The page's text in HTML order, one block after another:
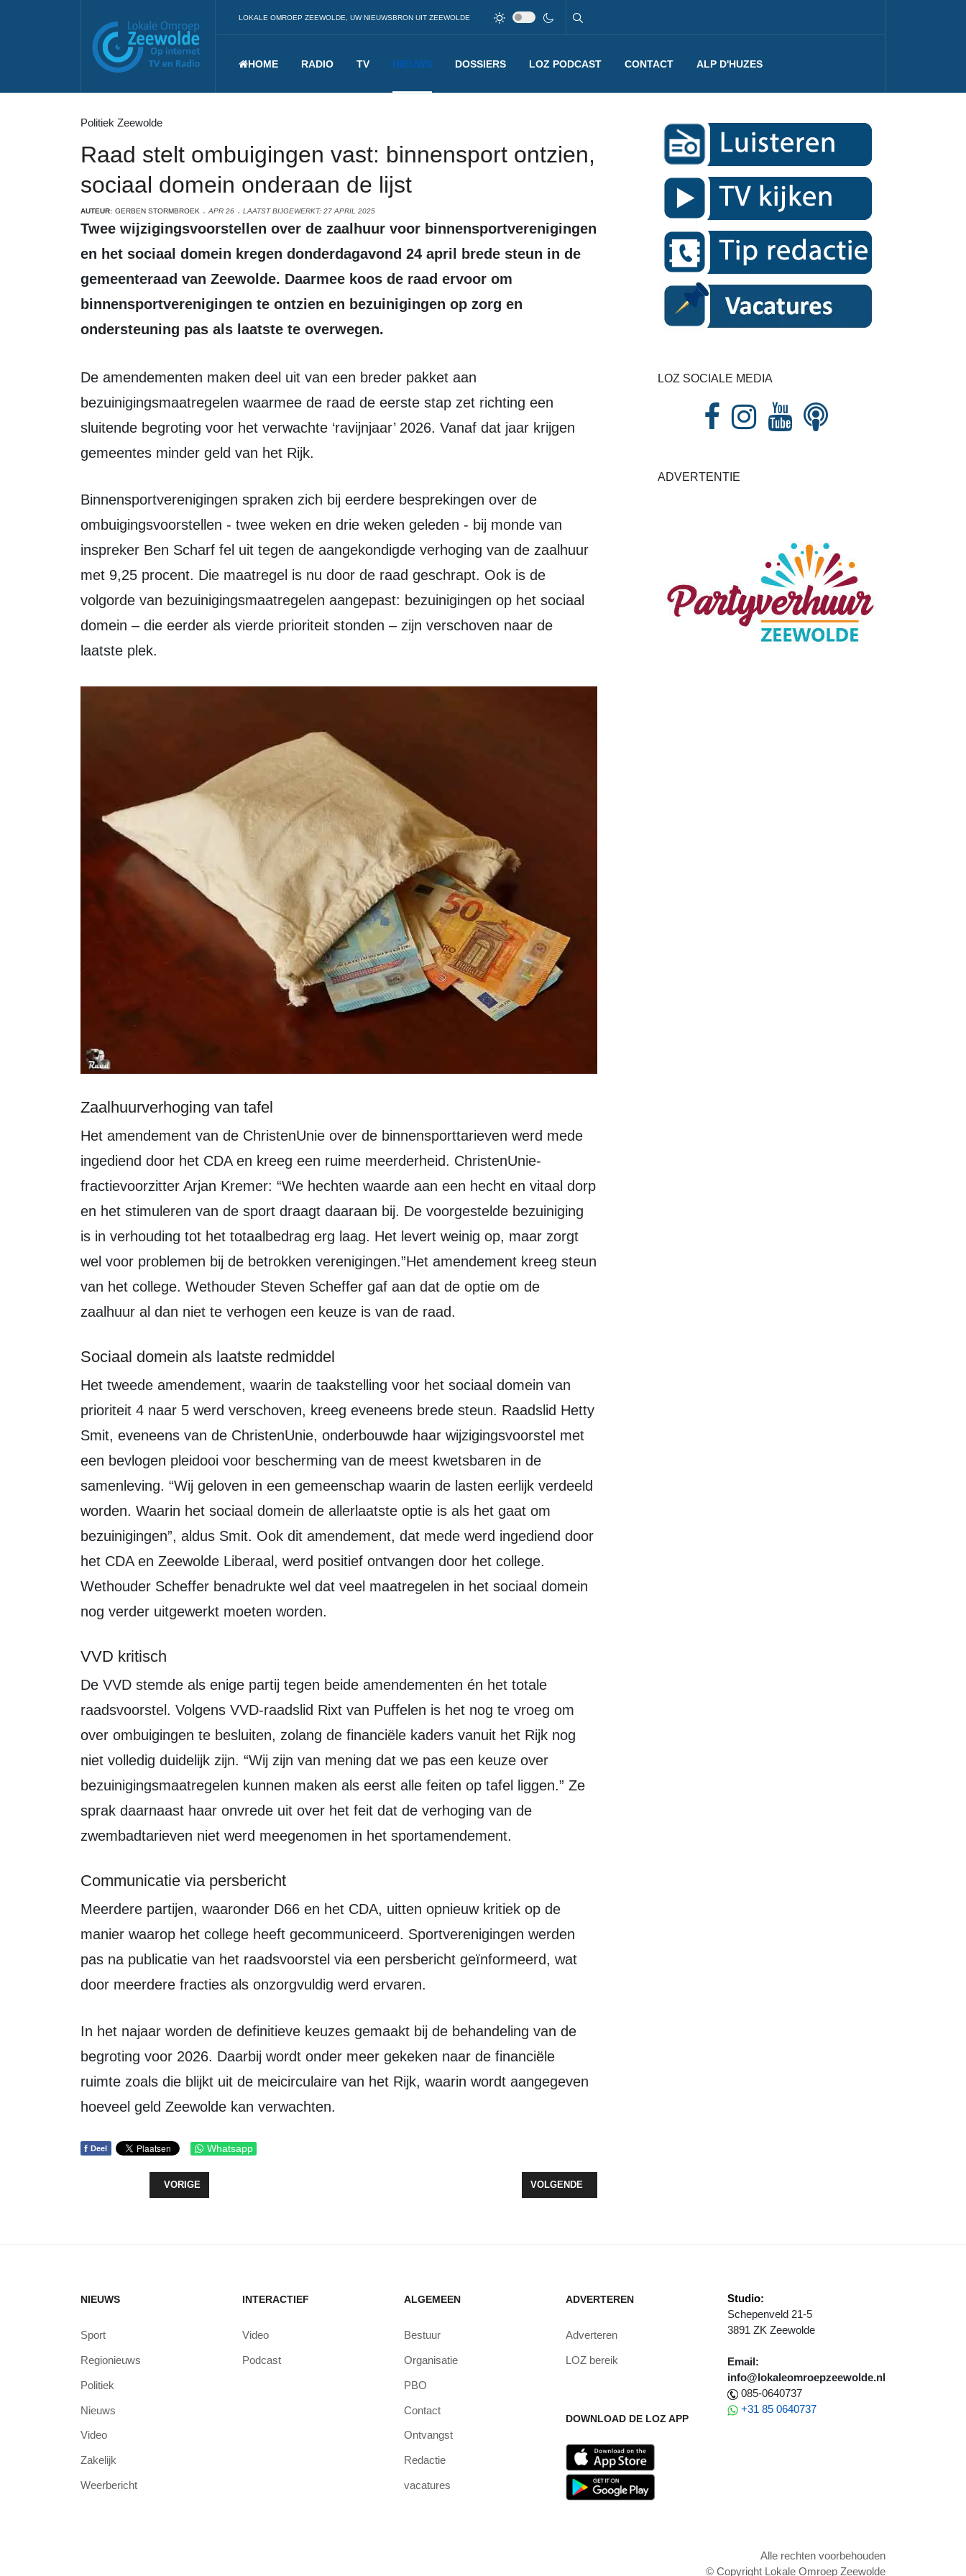
LOKALE OMROEP ZEEWOLDE, UW NIEUWSBRON UIT ZEEWOLDE
HOME RADIO TV NIEUWS DOSSIERS LOZ PODCAST CONTACT ALP D'HUZES
Politiek Zeewolde
Raad stelt ombuigingen vast: binnensport ontzien,
sociaal domein onderaan de lijst
AUTEUR: GERBEN STORMBROEK APR 26 LAATST BIJGEWERKT: 27 APRIL 2025
Twee wijzigingsvoorstellen over de zaalhuur voor binnensportverenigingen
en het sociaal domein kregen donderdagavond 24 april brede steun in de
gemeenteraad van Zeewolde. Daarmee koos de raad ervoor om
binnensportverenigingen te ontzien en bezuinigingen op zorg en
ondersteuning pas als laatste te overwegen.
De amendementen maken deel uit van een breder pakket aan
bezuinigingsmaatregelen waarmee de raad de eerste stap zet richting een
sluitende begroting voor het verwachte ‘ravijnjaar’ 2026. Vanaf dat jaar krijgen
gemeentes minder geld van het Rijk.
Binnensportverenigingen spraken zich bij eerdere besprekingen over de
ombuigingsvoorstellen - twee weken en drie weken geleden - bij monde van
inspreker Ben Scharf fel uit tegen de aangekondigde verhoging van de zaalhuur
met 9,25 procent. Die maatregel is nu door de raad geschrapt. Ook is de
volgorde van bezuinigingsmaatregelen aangepast: bezuinigingen op het sociaal
domein – die eerder als vierde prioriteit stonden – zijn verschoven naar de
laatste plek.
Zaalhuurverhoging van tafel
Het amendement van de ChristenUnie over de binnensporttarieven werd mede
ingediend door het CDA en kreeg een ruime meerderheid. ChristenUnie-
fractievoorzitter Arjan Kremer: “We hechten waarde aan een hecht en vitaal dorp
en het stimuleren van de sport draagt daaraan bij. De voorgestelde bezuiniging
is in verhouding tot het totaalbedrag erg laag. Het levert weinig op, maar zorgt
wel voor problemen bij de betrokken verenigingen.”Het amendement kreeg steun
van het college. Wethouder Steven Scheffer gaf aan dat de optie om de
zaalhuur al dan niet te verhogen een keuze is van de raad.
Sociaal domein als laatste redmiddel
Het tweede amendement, waarin de taakstelling voor het sociaal domein van
prioriteit 4 naar 5 werd verschoven, kreeg eveneens brede steun. Raadslid Hetty
Smit, eveneens van de ChristenUnie, onderbouwde haar wijzigingsvoorstel met
een bevlogen pleidooi voor bescherming van de meest kwetsbaren in de
samenleving. “Wij geloven in een gemeenschap waarin de lasten eerlijk verdeeld
worden. Waarin het sociaal domein de allerlaatste optie is als het gaat om
bezuinigingen”, aldus Smit. Ook dit amendement, dat mede werd ingediend door
het CDA en Zeewolde Liberaal, werd positief ontvangen door het college.
Wethouder Scheffer benadrukte wel dat veel maatregelen in het sociaal domein
nog verder uitgewerkt moeten worden.
VVD kritisch
De VVD stemde als enige partij tegen beide amendementen én het totale
raadsvoorstel. Volgens VVD-raadslid Rixt van Puffelen is het nog te vroeg om
over ombuigingen te besluiten, zolang de financiële kaders vanuit het Rijk nog
niet volledig duidelijk zijn. “Wij zijn van mening dat we pas een keuze over
bezuinigingsmaatregelen kunnen maken als eerst alle feiten op tafel liggen.” Ze
sprak daarnaast haar onvrede uit over het feit dat de verhoging van de
zwembadtarieven niet werd meegenomen in het sportamendement.
Communicatie via persbericht
Meerdere partijen, waaronder D66 en het CDA, uitten opnieuw kritiek op de
manier waarop het college heeft gecommuniceerd. Sportverenigingen werden
pas na publicatie van het raadsvoorstel via een persbericht geïnformeerd, wat
door meerdere fracties als onzorgvuldig werd ervaren.
In het najaar worden de definitieve keuzes gemaakt bij de behandeling van de
begroting voor 2026. Daarbij wordt onder meer gekeken naar de financiële
ruimte zoals die blijkt uit de meicirculaire van het Rijk, waarin wordt aangegeven
hoeveel geld Zeewolde kan verwachten.
f Deel Whatsapp
VORIG ARTIKEL: RAAD STEUNT UNANIEM VERBETERPLANNEN VOOR BEGRAAFPLAATS ZEEWOLDE
VORIGE VOLGENDE ARTIKEL: ONDANKS PETITIE EN PROTEST: MEERDERHEID GEMEENTERAAD
VOLGENDE
LOZ SOCIALE MEDIA
ADVERTENTIE
NIEUWS
Sport
Regionieuws
Politiek
Nieuws
Video
Zakelijk
Weerbericht
INTERACTIEF
Video
Podcast
ALGEMEEN
Bestuur
Organisatie
PBO
Contact
Ontvangst
Redactie
vacatures
ADVERTEREN
Adverteren
LOZ bereik
DOWNLOAD DE LOZ APP
Studio:
Schepenveld 21-5
3891 ZK Zeewolde
Email:
info@lokaleomroepzeewolde.nl
085-0640737
+31 85 0640737
Alle rechten voorbehouden
© Copyright Lokale Omroep Zeewolde